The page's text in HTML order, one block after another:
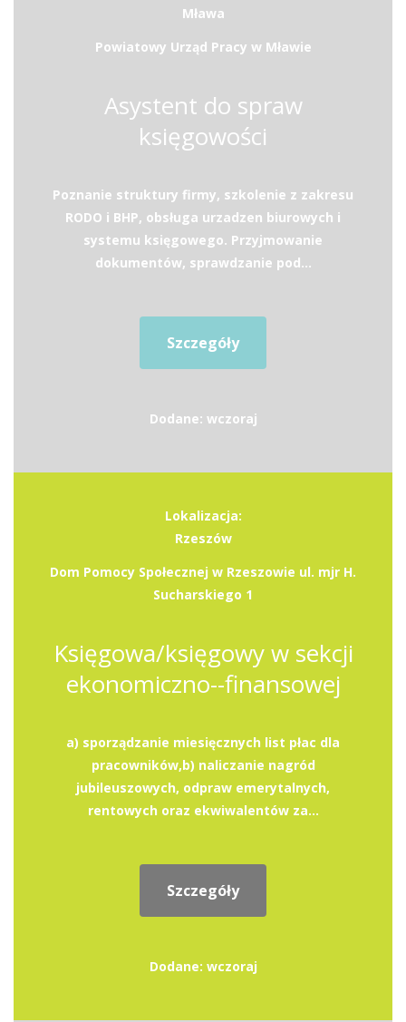
Mława
Powiatowy Urząd Pracy w Mławie
Asystent do spraw
księgowości
Poznanie struktury firmy, szkolenie z zakresu
RODO i BHP, obsługa urzadzen biurowych i
systemu księgowego. Przyjmowanie
dokumentów, sprawdzanie pod...
Szczegóły
Dodane: wczoraj
Lokalizacja:
Rzeszów
Dom Pomocy Społecznej w Rzeszowie ul. mjr H.
Sucharskiego 1
Księgowa/księgowy w sekcji
ekonomiczno--finansowej
a) sporządzanie miesięcznych list płac dla
pracowników,b) naliczanie nagród
jubileuszowych, odpraw emerytalnych,
rentowych oraz ekwiwalentów za...
Szczegóły
Dodane: wczoraj